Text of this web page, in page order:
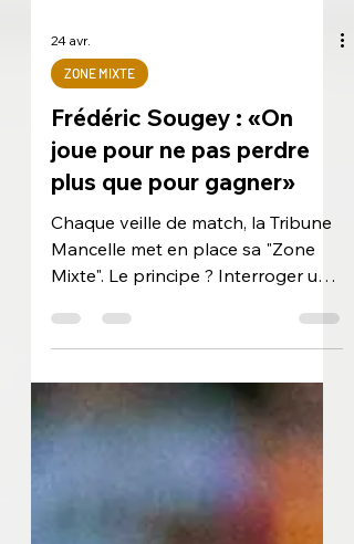
24 avr.
ZONE MIXTE
Frédéric Sougey : «On
joue pour ne pas perdre
plus que pour gagner»
Chaque veille de match, la Tribune
Mixte". Le principe ? Interroger une
personnalité qui connait bien le
pour obtenir son analyse sur
l'équipe et le match à venir. Samedi
après-midi, les Sang et Or peuvent
défaite et continuer de rêver d'une
accession en Ligue 1 à l'issue de la